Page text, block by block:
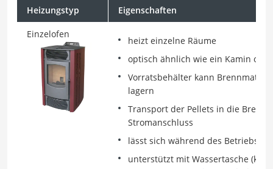
Heizungstyp Eigenschaften
Einzelofen
heizt einzelne Räume
optisch ähnlich wie ein Kamin
Vorratsbehälter kann
lagern
Transport der Pellets in die
Stromanschluss
lässt sich während des Betriebs
unterstützt mit Wassertasche